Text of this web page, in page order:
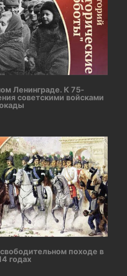
Ленинграде. К 75-
советскими войсками
походе в
годах